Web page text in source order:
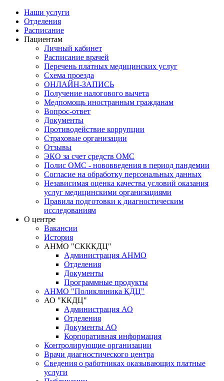
Наши услуги
Отделения
Расписание
Пациентам
Личный кабинет
Расписание врачей
Перечень платных медицинских услуг
Схема проезда
ОНЛАЙН-ЗАПИСЬ
Получение налогового вычета
Медпомощь иностранным гражданам
Вопрос-ответ
Документы
Противодействие коррупции
Страховые организации
Отзывы
ЭКО за счет средств ОМС
Полис ОМС - нововведения в период пандемии
Согласие на обработку персональных данных
Независимая оценка качества условий оказания
услуг медицинскими организациями
Правила подготовки к диагностическим
исследованиям
О центре
Вакансии
История
АНМО "СКККДЦ"
Администрация АНМО
Отделения
Документы
Программные продукты
АНМО "Поликлиника КДЦ"
АО "ККДЦ"
Администрация АО
Отделения
Документы АО
Корпоративная информация
Контролирующие организации
Врачи диагностического центра
Сведения о работниках оказывающих платные
услуги